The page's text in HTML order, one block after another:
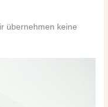
übernehmen keine